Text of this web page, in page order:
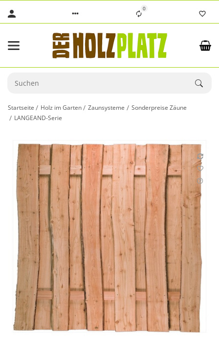
0
Startseite Holz im Garten Zaunsysteme
Sonderpreise Zäune
LANGEAND-Serie